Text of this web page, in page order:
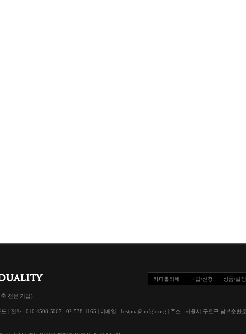
카피톨리네 구입/신청 상품/일정
전문 기업)
| 전화 : 010-4508-5067 , 02-538-1165 | 이메일 : bestpua@imfglc.org | 주소 : 서울시 구로구 남부순환